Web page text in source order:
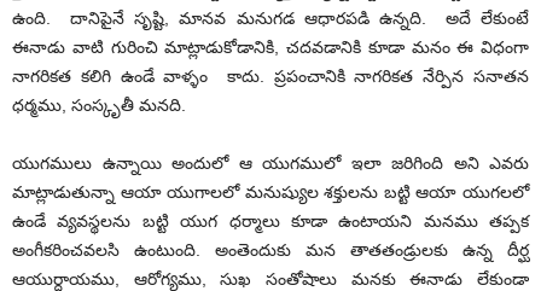
ఉంది. దానిపైనే సృష్టి, మానవ మనుగడ ఆధారపడి ఉన్నది. అదే లేకుంటే
ఈనాడు వాటి గురించి మాట్లాడుకోడానికి, చదవడానికి కూడా మనం ఈ విధంగా
నాగరికత కలిగి ఉండే వాళ్ళం కాదు. ప్రపంచానికి నాగరికత నేర్పిన సనాతన
ధర్మము, సంస్కృతీ మనది.
యుగములు ఉన్నాయి అందులో ఆ యుగములో ఇలా జరిగింది అని ఎవరు
మాట్లాడుతున్నా ఆయా యుగాలలో మనుష్యుల శక్తులను బట్టి ఆయా యుగలలో
ఉండే వ్యవస్థలను బట్టి యుగ ధర్మాలు కూడా ఉంటాయని మనము తప్పక
అంగీకరించవలసి ఉంటుంది. అంతెందుకు మన తాతతండ్రులకు ఉన్న దీర్ఘ
ఆయుర్దాయము, ఆరోగ్యము, సుఖ సంతోషాలు మనకు ఈనాడు లేకుండా